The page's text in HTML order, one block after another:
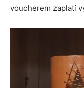
voucherem zaplatí